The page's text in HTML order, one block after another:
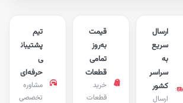
پشتیبان
حرفه‌ای
مشاوره
تخصصی
قیمت
به‌روز
تمامی
قطعات
خرید
قطعات
ارسال
سریع
سراسر
کشور
ارسال